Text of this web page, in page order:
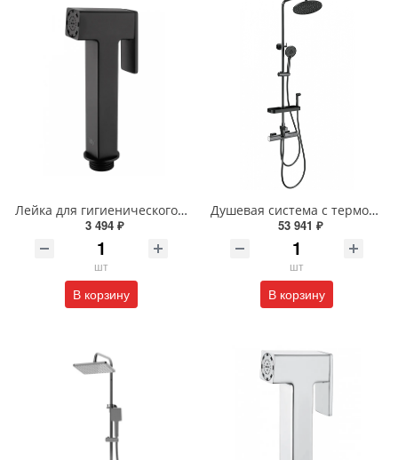
Лейка для гигиенического душа Wonzon & Woghand WW-88PQ02-MB черная матовая
3 494 ₽
шт
В корзину
Душевая система с термостатом Wonzon & Woghand WW-C3017-A1-BGG темный графит
53 941 ₽
шт
В корзину